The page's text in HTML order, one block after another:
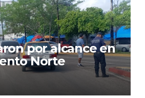
por alcance en
Norte